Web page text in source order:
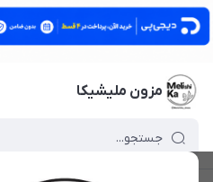
مزون ملیشیکا